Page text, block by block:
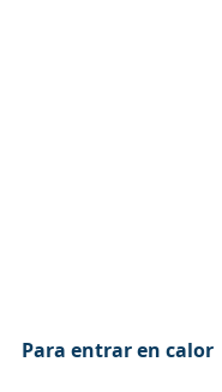
Para entrar en calor